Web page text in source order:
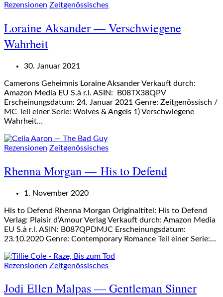
Rezensionen Zeitgenössisches
Loraine Aksander — Verschwiegene
Wahrheit
30. Januar 2021
Camerons Geheimnis Loraine Aksander Verkauft durch:
Amazon Media EU S.à r.l. ASIN: B08TX38QPV
Erscheinungsdatum: 24. Januar 2021 Genre: Zeitgenössisch /
MC Teil einer Serie: Wolves & Angels 1) Verschwiegene
Wahrheit…
Rezensionen Zeitgenössisches
Rhenna Morgan — His to Defend
1. November 2020
His to Defend Rhenna Morgan Originaltitel: His to Defend
Verlag: Plaisir d’Amour Verlag Verkauft durch: Amazon Media
EU S.à r.l. ASIN: B087QPDMJC Erscheinungsdatum:
23.10.2020 Genre: Contemporary Romance Teil einer Serie:…
Rezensionen Zeitgenössisches
Jodi Ellen Malpas — Gentleman Sinner